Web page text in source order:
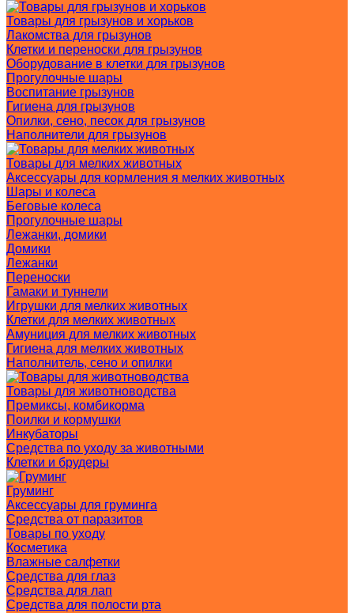
Товары для грызунов и хорьков
Лакомства для грызунов
Клетки и переноски для грызунов
Оборудование в клетки для грызунов
Прогулочные шары
Воспитание грызунов
Гигиена для грызунов
Опилки, сено, песок для грызунов
Наполнители для грызунов
Товары для мелких животных
Аксессуары для кормления я мелких животных
Шары и колеса
Беговые колеса
Прогулочные шары
Лежанки, домики
Домики
Лежанки
Переноски
Гамаки и туннели
Игрушки для мелких животных
Клетки для мелких животных
Амуниция для мелких животных
Гигиена для мелких животных
Наполнитель, сено и опилки
Товары для животноводства
Премиксы, комбикорма
Поилки и кормушки
Инкубаторы
Средства по уходу за животными
Клетки и брудеры
Груминг
Аксессуары для груминга
Средства от паразитов
Товары по уходу
Косметика
Влажные салфетки
Средства для глаз
Средства для лап
Средства для полости рта